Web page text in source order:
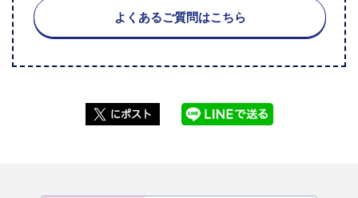
よくあるご質問はこちら